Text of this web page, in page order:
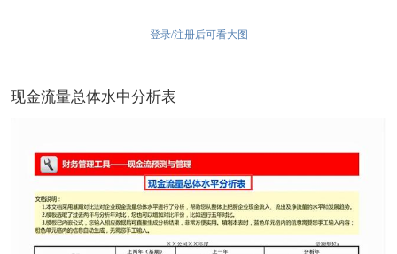
登录/注册后可看大图
现金流量总体水中分析表